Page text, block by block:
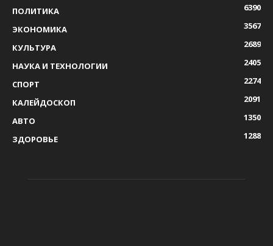
ПОЛИТИКА
6390
ЭКОНОМИКА
3567
КУЛЬТУРА
2689
НАУКА И ТЕХНОЛОГИИ
2405
СПОРТ
2274
КАЛЕЙДОСКОП
2091
АВТО
1350
ЗДОРОВЬЕ
1288